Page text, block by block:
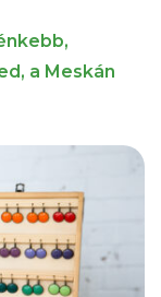
a Meskán